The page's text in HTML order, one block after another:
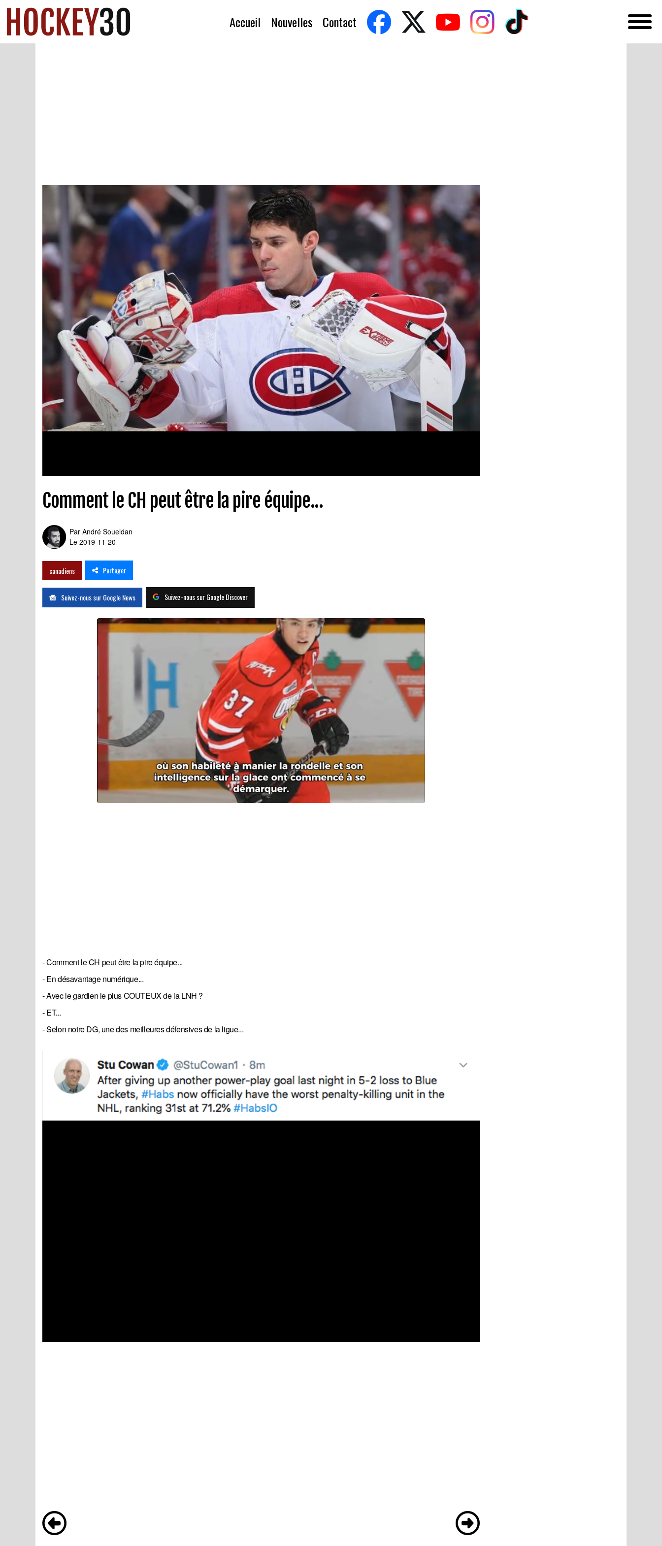
Accueil Nouvelles Contact
Comment le CH peut être la pire équipe...
Par André Soueidan
Le 2019-11-20
canadiens Partager
Suivez-nous sur Google News Suivez-nous sur Google Discover
- Comment le CH peut être la pire équipe...
- En désavantage numérique...
- Avec le gardien le plus COUTEUX de la LNH ?
- ET...
- Selon notre DG, une des meilleures défensives de la ligue...